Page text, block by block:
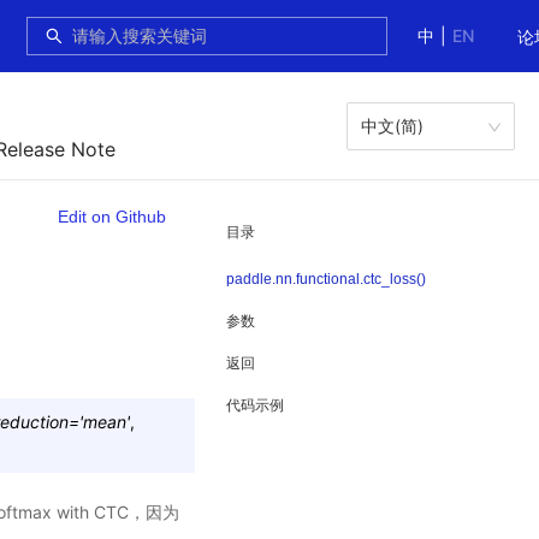
中 EN 论
Note
中文(简)
目录
paddle.nn.functional.ctc_loss()
参数
返回
代码示例
Edit on Github
='mean',
with CTC，因为